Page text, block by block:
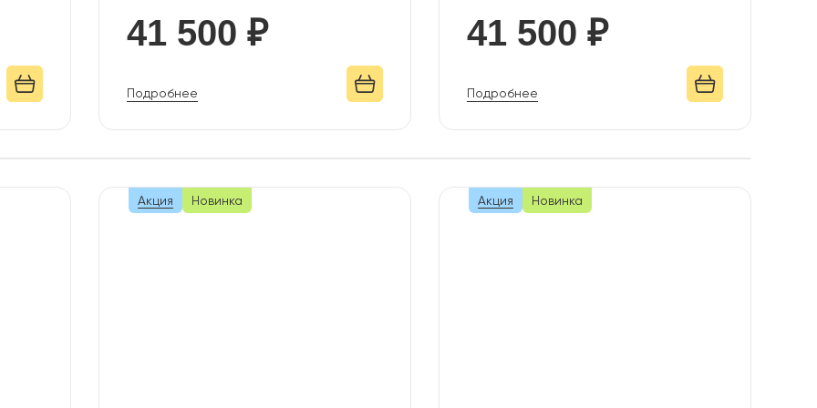
41 500 ₽
Подробнее
41 500 ₽
Подробнее
Акция Новинка Акция Новинка